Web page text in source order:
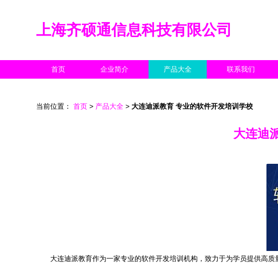
上海齐硕通信息科技有限公司
首页 企业简介 产品大全 联系我们
当前位置： 首页 > 产品大全 > 大连迪派教育 专业的软件开发培训学校
大连迪
大连迪派教育作为一家专业的软件开发培训机构，致力于为学员提供高